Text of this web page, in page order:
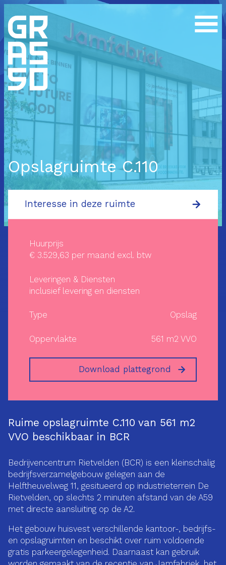
Opslagruimte C.110
Ruime opslagruimte C.110 van 561 m2
VVO beschikbaar in BCR
Bedrijvencentrum Rietvelden (BCR) is een kleinschalig
bedrijfsverzamelgebouw gelegen aan de
Helftheuvelweg 11, gesitueerd op industrieterrein De
Rietvelden, op slechts 2 minuten afstand van de A59
met directe aansluiting op de A2.
Het gebouw huisvest verschillende kantoor-, bedrijfs-
en opslagruimten en beschikt over ruim voldoende
gratis parkeergelegenheid. Daarnaast kan gebruik
Interesse in deze ruimte
Huurprijs
€ 3.529,63 per maand excl. btw
Leveringen & Diensten
inclusief levering en diensten
Type Opslag
Oppervlakte 561 m2 VVO
Download plattegrond